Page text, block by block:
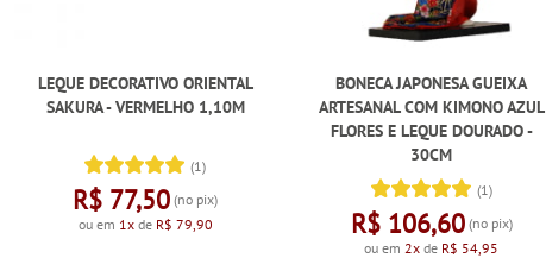
LEQUE DECORATIVO ORIENTAL
SAKURA - VERMELHO 1,10M
(1)
R$ 77,50 (no pix)
ou em 1xde R$ 79,90
BONECA JAPONESA GUEIXA
ARTESANAL COM KIMONO AZUL
FLORES E LEQUE DOURADO -
30CM
(1)
R$ 106,60(no pix)
ou em2x de R$ 54,95